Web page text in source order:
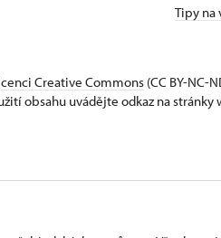
Tipy na
Creative Commons (CC BY-NC-
obsahu uvádějte odkaz na stránky